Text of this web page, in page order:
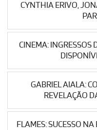
CYNTHIA ERIVO,
CINEMA: INGRESSOS
GABRIEL AIALA:
REVELAÇÃO
FLAMES: SUCESSO